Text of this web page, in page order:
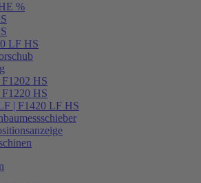
%
LF HS
HS
HS
| F1420 LF HS